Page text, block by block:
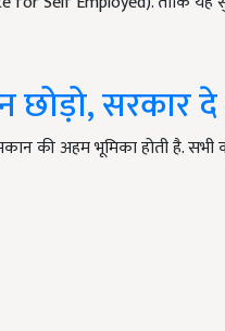
छोड़ो, सरकार
की अहम भूमिका होती है.